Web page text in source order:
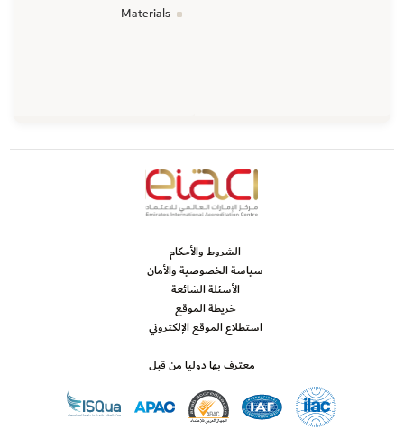
Materials
الشروط والأحكام
سياسة الخصوصية والأمان
الأسئلة الشائعة
خريطة الموقع
استطلاع الموقع الإلكتروني
معترف بها دوليا من قبل